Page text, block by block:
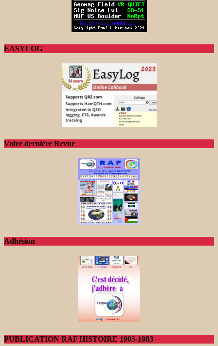
EASYLOG
Votre dernière Revue
Adhésion
PUBLICATION RAF HISTOIRE 1905-1983